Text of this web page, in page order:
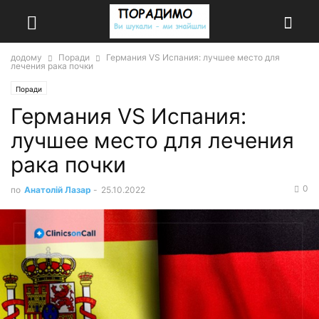
додому Поради
Германия VS Испания: лучшее место для
лечения рака почки
Поради
Германия VS Испания:
лучшее место для лечения
рака почки
по Анатолій Лазар - 25.10.2022 0